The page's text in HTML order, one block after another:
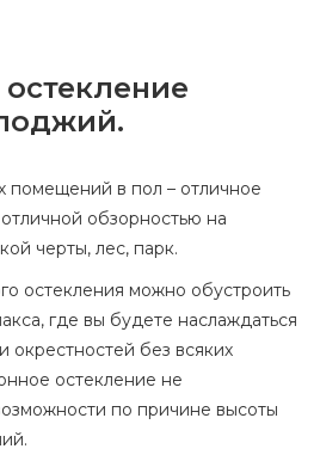
помещений в пол – отличное
обзорностью на
черты, лес, парк.
остекления можно обустроить
где вы будете наслаждаться
окрестностей без всяких
остекление не
по причине высоты